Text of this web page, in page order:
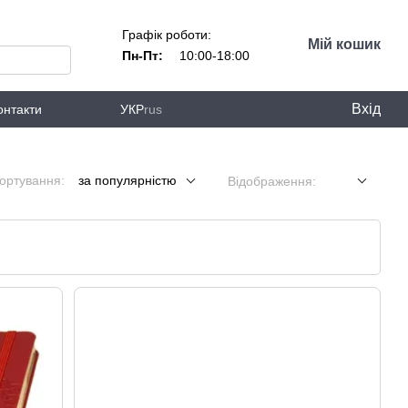
Графік роботи:
Пн-Пт:
10:00-18:00
Мій кошик
УКРrus Вхід
за популярністю Відображення: